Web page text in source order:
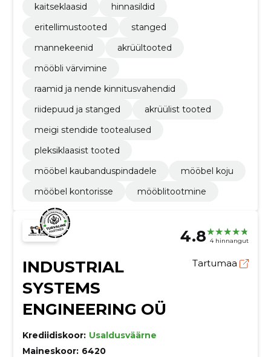
kaitseklaasid
hinnasildid
eritellimustooted
stanged
mannekeenid
akrüültooted
mööbli värvimine
raamid ja nende kinnitusvahendid
riidepuud ja stanged
akrüülist tooted
meigi stendide tootealused
pleksiklaasist tooted
mööbel kaubanduspindadele
mööbel koju
mööbel kontorisse
mööblitootmine
4.8 4 hinnangut
INDUSTRIAL
SYSTEMS
ENGINEERING OÜ
Tartumaa
Krediidiskoor: Usaldusväärne
Maineskoor: 6420